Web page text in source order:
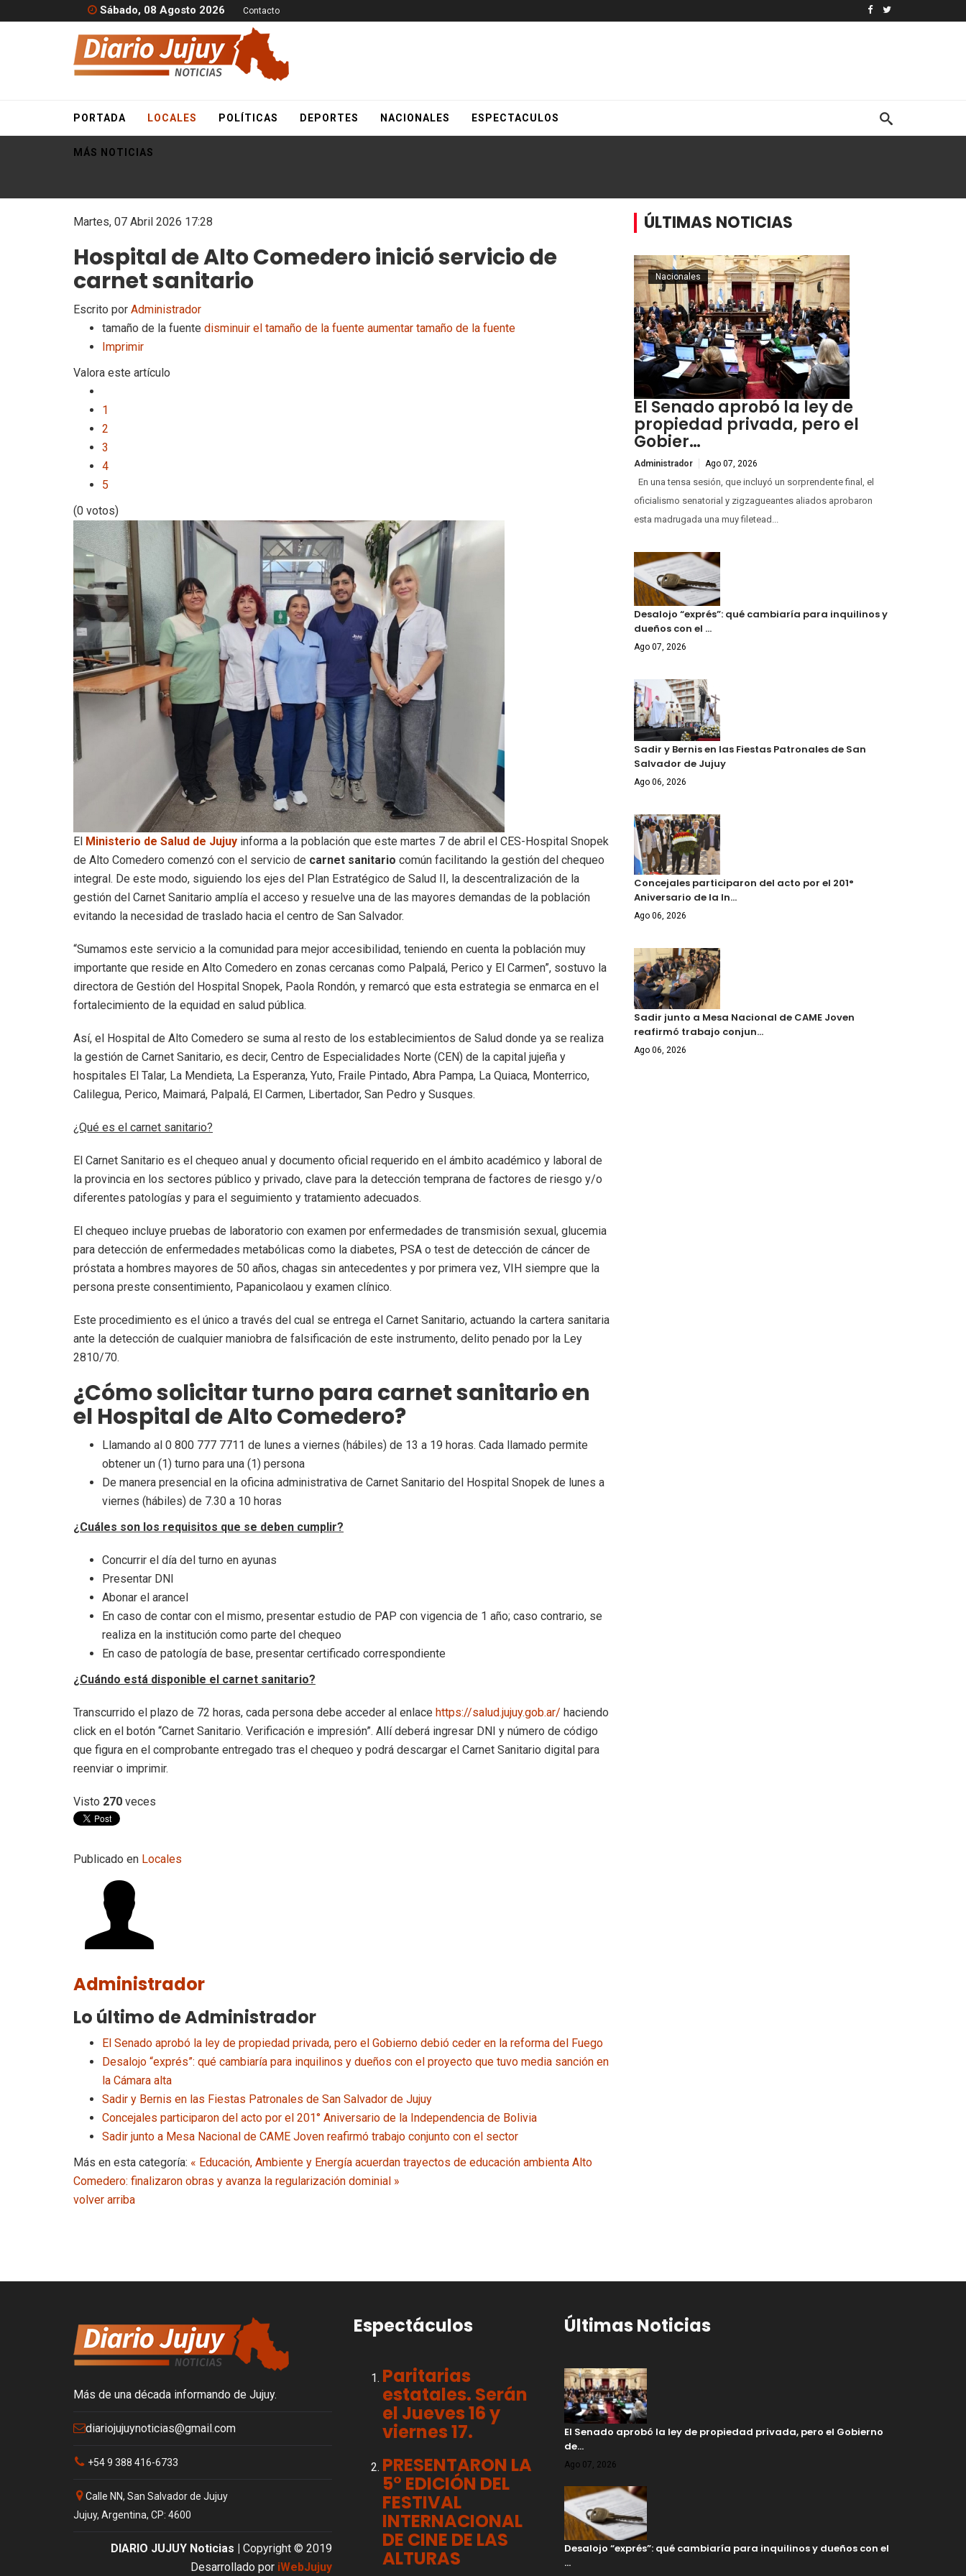
Sábado, 08 Agosto 2026 Contacto
PORTADA LOCALES POLÍTICAS DEPORTES NACIONALES ESPECTACULOS
MÁS NOTICIAS
Martes, 07 Abril 2026 17:28
Hospital de Alto Comedero inició servicio de
carnet sanitario
Escrito por Administrador
tamaño de la fuente disminuir el tamaño de la fuente aumentar tamaño de la fuente
Imprimir
Valora este artículo
1
2
3
4
5
(0 votos)
El Ministerio de Salud de Jujuy informa a la población que este martes 7 de abril el CES-Hospital Snopek
de Alto Comedero comenzó con el servicio de carnet sanitario común facilitando la gestión del chequeo
integral. De este modo, siguiendo los ejes del Plan Estratégico de Salud II, la descentralización de la
gestión del Carnet Sanitario amplía el acceso y resuelve una de las mayores demandas de la población
evitando la necesidad de traslado hacia el centro de San Salvador.
“Sumamos este servicio a la comunidad para mejor accesibilidad, teniendo en cuenta la población muy
importante que reside en Alto Comedero en zonas cercanas como Palpalá, Perico y El Carmen”, sostuvo la
directora de Gestión del Hospital Snopek, Paola Rondón, y remarcó que esta estrategia se enmarca en el
fortalecimiento de la equidad en salud pública.
Así, el Hospital de Alto Comedero se suma al resto de los establecimientos de Salud donde ya se realiza
la gestión de Carnet Sanitario, es decir, Centro de Especialidades Norte (CEN) de la capital jujeña y
hospitales El Talar, La Mendieta, La Esperanza, Yuto, Fraile Pintado, Abra Pampa, La Quiaca, Monterrico,
Calilegua, Perico, Maimará, Palpalá, El Carmen, Libertador, San Pedro y Susques.
¿Qué es el carnet sanitario?
El Carnet Sanitario es el chequeo anual y documento oficial requerido en el ámbito académico y laboral de
la provincia en los sectores público y privado, clave para la detección temprana de factores de riesgo y/o
diferentes patologías y para el seguimiento y tratamiento adecuados.
El chequeo incluye pruebas de laboratorio con examen por enfermedades de transmisión sexual, glucemia
para detección de enfermedades metabólicas como la diabetes, PSA o test de detección de cáncer de
próstata a hombres mayores de 50 años, chagas sin antecedentes y por primera vez, VIH siempre que la
persona preste consentimiento, Papanicolaou y examen clínico.
Este procedimiento es el único a través del cual se entrega el Carnet Sanitario, actuando la cartera sanitaria
ante la detección de cualquier maniobra de falsificación de este instrumento, delito penado por la Ley
2810/70.
¿Cómo solicitar turno para carnet sanitario en
el Hospital de Alto Comedero?
Llamando al 0 800 777 7711 de lunes a viernes (hábiles) de 13 a 19 horas. Cada llamado permite
obtener un (1) turno para una (1) persona
De manera presencial en la oficina administrativa de Carnet Sanitario del Hospital Snopek de lunes a
viernes (hábiles) de 7.30 a 10 horas
¿Cuáles son los requisitos que se deben cumplir?
Concurrir el día del turno en ayunas
Presentar DNI
Abonar el arancel
En caso de contar con el mismo, presentar estudio de PAP con vigencia de 1 año; caso contrario, se
realiza en la institución como parte del chequeo
En caso de patología de base, presentar certificado correspondiente
¿Cuándo está disponible el carnet sanitario?
Transcurrido el plazo de 72 horas, cada persona debe acceder al enlace https://salud.jujuy.gob.ar/ haciendo
click en el botón “Carnet Sanitario. Verificación e impresión”. Allí deberá ingresar DNI y número de código
que figura en el comprobante entregado tras el chequeo y podrá descargar el Carnet Sanitario digital para
reenviar o imprimir.
Visto 270 veces
Publicado en Locales
Administrador
Lo último de Administrador
El Senado aprobó la ley de propiedad privada, pero el Gobierno debió ceder en la reforma del Fuego
Desalojo “exprés”: qué cambiaría para inquilinos y dueños con el proyecto que tuvo media sanción en
la Cámara alta
Sadir y Bernis en las Fiestas Patronales de San Salvador de Jujuy
Concejales participaron del acto por el 201° Aniversario de la Independencia de Bolivia
Sadir junto a Mesa Nacional de CAME Joven reafirmó trabajo conjunto con el sector
Más en esta categoría: « Educación, Ambiente y Energía acuerdan trayectos de educación ambienta Alto
Comedero: finalizaron obras y avanza la regularización dominial »
volver arriba
ÚLTIMAS NOTICIAS
El Senado aprobó la ley de
propiedad privada, pero el
Gobier…
Administrador Ago 07, 2026
Nacionales
En una tensa sesión, que incluyó un sorprendente final, el
oficialismo senatorial y zigzagueantes aliados aprobaron
esta madrugada una muy filetead...
Desalojo “exprés”: qué cambiaría para inquilinos y
dueños con el …
Ago 07, 2026
Sadir y Bernis en las Fiestas Patronales de San
Salvador de Jujuy
Ago 06, 2026
Concejales participaron del acto por el 201°
Aniversario de la In…
Ago 06, 2026
Sadir junto a Mesa Nacional de CAME Joven
reafirmó trabajo conjun…
Ago 06, 2026
Más de una década informando de Jujuy.
diariojujuynoticias@gmail.com
+54 9 388 416-6733
Calle NN, San Salvador de Jujuy
Jujuy, Argentina, CP: 4600
DIARIO JUJUY Noticias | Copyright © 2019
Desarrollado por iWebJujuy
Espectáculos
Paritarias
estatales. Serán
el Jueves 16 y
viernes 17.
PRESENTARON LA
5° EDICIÓN DEL
FESTIVAL
INTERNACIONAL
DE CINE DE LAS
ALTURAS
Últimas Noticias
El Senado aprobó la ley de propiedad privada, pero el Gobierno
de…
Ago 07, 2026
Desalojo “exprés”: qué cambiaría para inquilinos y dueños con el
…